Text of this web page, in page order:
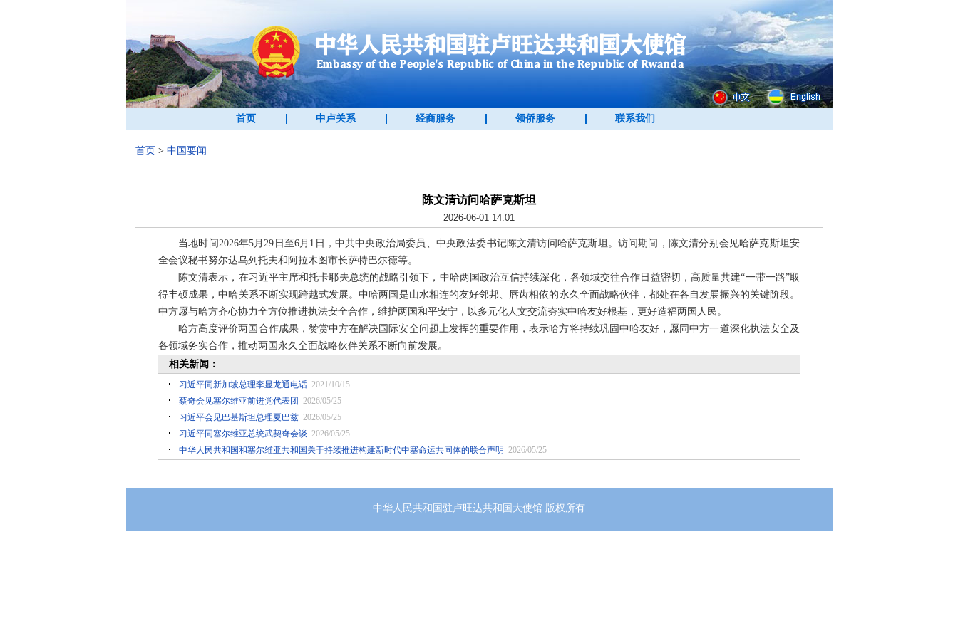
首页 中卢关系 经商服务 领侨服务 联系我们
首页 > 中国要闻
陈文清访问哈萨克斯坦
2026-06-01 14:01
当地时间2026年5月29日至6月1日，中共中央政治局委员、中央政法委书记陈文清访问哈萨克斯坦。访问期间，陈文清分别会见哈萨克斯坦安
全会议秘书努尔达乌列托夫和阿拉木图市长萨特巴尔德等。
陈文清表示，在习近平主席和托卡耶夫总统的战略引领下，中哈两国政治互信持续深化，各领域交往合作日益密切，高质量共建“一带一路”取
得丰硕成果，中哈关系不断实现跨越式发展。中哈两国是山水相连的友好邻邦、唇齿相依的永久全面战略伙伴，都处在各自发展振兴的关键阶段。
中方愿与哈方齐心协力全方位推进执法安全合作，维护两国和平安宁，以多元化人文交流夯实中哈友好根基，更好造福两国人民。
哈方高度评价两国合作成果，赞赏中方在解决国际安全问题上发挥的重要作用，表示哈方将持续巩固中哈友好，愿同中方一道深化执法安全及
各领域务实合作，推动两国永久全面战略伙伴关系不断向前发展。
相关新闻：
习近平同新加坡总理李显龙通电话 2021/10/15
蔡奇会见塞尔维亚前进党代表团 2026/05/25
习近平会见巴基斯坦总理夏巴兹 2026/05/25
习近平同塞尔维亚总统武契奇会谈 2026/05/25
中华人民共和国和塞尔维亚共和国关于持续推进构建新时代中塞命运共同体的联合声明 2026/05/25
中华人民共和国驻卢旺达共和国大使馆 版权所有